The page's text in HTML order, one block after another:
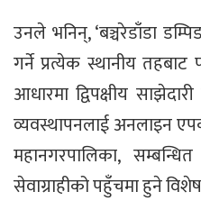
उनले भनिन्, ‘बञ्चरेडाँडा
गर्ने प्रत्येक स्थानीय तहबाट
आधारमा द्विपक्षीय
व्यवस्थापनलाई अनलाइन
महानगरपालिका,
सेवाग्राहीको पहुँचमा हुने